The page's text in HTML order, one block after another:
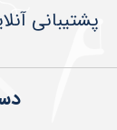
پشتیبانی